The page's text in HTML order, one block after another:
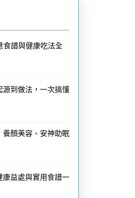
食譜與健康吃法全
源到做法，一次搞懂
養顏美容、安神助眠
康益處與實用食譜一